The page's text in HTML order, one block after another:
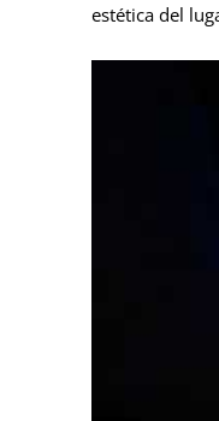
estética del